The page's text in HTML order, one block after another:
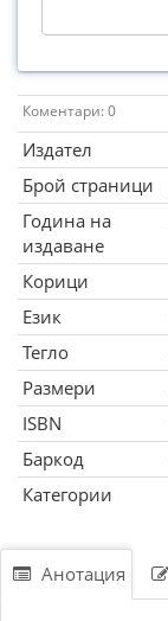
Коментари: 0
Издател
Брой страници
Година на
издаване
Корици
Език
Тегло
Размери
ISBN
Баркод
Категории
Анотация